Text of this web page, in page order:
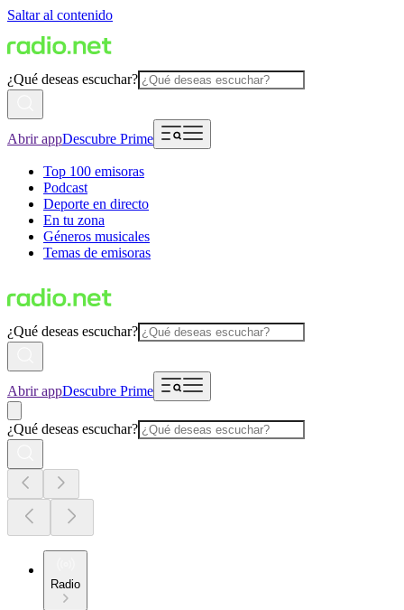
Saltar al contenido
¿Qué deseas escuchar?
Abrir appDescubre Prime
Top 100 emisoras
Podcast
Deporte en directo
En tu zona
Géneros musicales
Temas de emisoras
¿Qué deseas escuchar?
Abrir appDescubre Prime
¿Qué deseas escuchar?
Radio